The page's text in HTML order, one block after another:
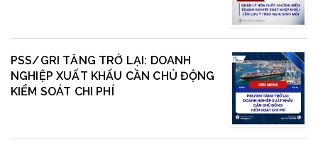
PSS/GRI TĂNG TRỞ LẠI: DOANH
NGHIỆP XUẤT KHẨU CẦN CHỦ ĐỘNG
KIỂM SOÁT CHI PHÍ